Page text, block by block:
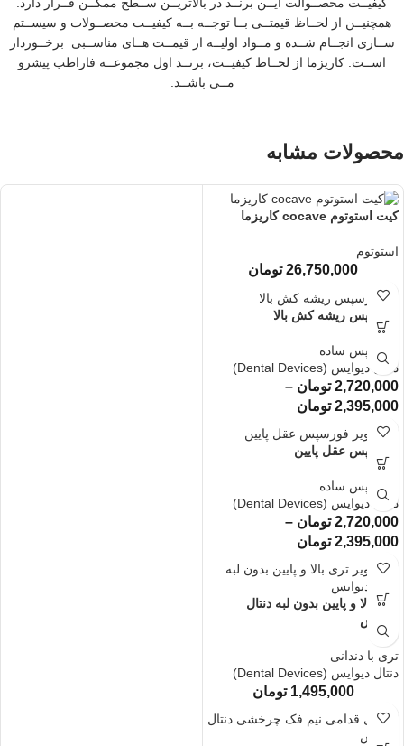
همچنیــن از لحــاظ قیمتــی بــا توجــه بــه کیفیــت محصــولات و سیســتم
ســازی انجــام شــده و مــواد اولیــه از قیمــت هــای مناســبی برخــوردار
اســت. کاریزما از لحــاظ کیفیــت، برنــد اول مجموعــه فاراطب پیشرو
مــی باشــد.
محصولات مشابه
کیت استوتوم cocave کاریزما
استوتوم
26,750,000 تومان
فورسپس ریشه کش بالا
فورسپس ساده
دنتال دیوایس (Dental Devices)
2,720,000 تومان –
2,395,000 تومان
فورسپس عقل پایین
فورسپس ساده
دنتال دیوایس (Dental Devices)
2,720,000 تومان –
2,395,000 تومان
تری بالا و پایین بدون لبه دنتال
دیوایس
تری با دندانی
دنتال دیوایس (Dental Devices)
1,495,000 تومان